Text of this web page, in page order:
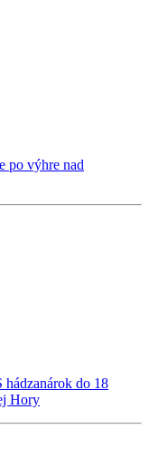
po výhre nad
do 18
Hory